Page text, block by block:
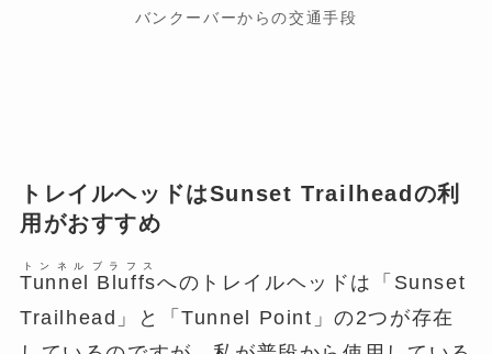
バンクーバーからの交通手段
トレイルヘッドはSunset Trailheadの利
用がおすすめ
Tunnel
トンネル
Bluffs
ブラフス
へのトレイルヘッドは「Sunset
Trailhead」と「Tunnel Point」の2つが存在